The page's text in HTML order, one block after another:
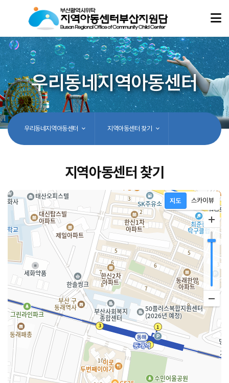
우리동네지역아동센터
우리동네지역아동센터 지역아동센터 찾기
지역아동센터 찾기